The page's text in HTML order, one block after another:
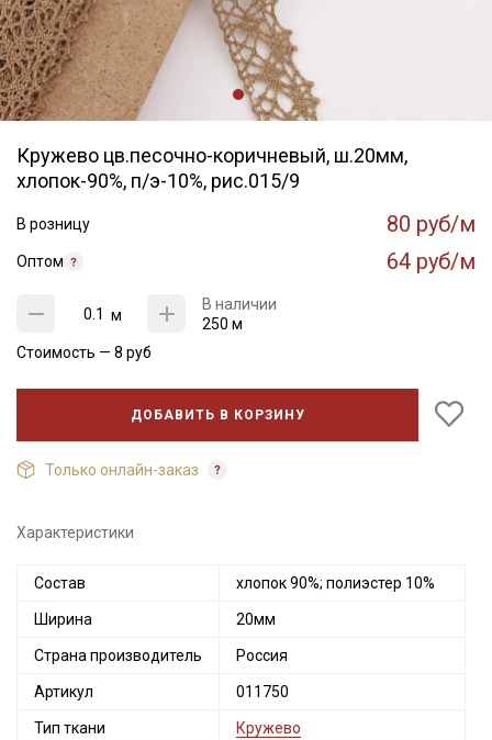
Кружево цв.песочно-коричневый, ш.20мм,
хлопок-90%, п/э-10%, рис.015/9
В розницу 80 руб/м
Оптом 64 руб/м
м
В наличии
250 м
Стоимость — 8 руб
ДОБАВИТЬ В КОРЗИНУ
Только онлайн-заказ
Характеристики
Состав хлопок 90%; полиэстер 10%
Ширина 20мм
Страна производитель Россия
Артикул 011750
Тип ткани Кружево